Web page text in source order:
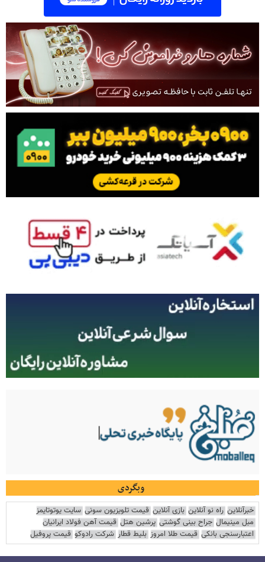
وبگردی
خبرآنلاین راه نو آنلاین بازی آنلاین قیمت تلویزیون سونی سایت یوتوتایمز
مبل مینیمال جراح بینی گوشتی پرشین هتل قیمت آهن فولاد ایرانیان
اعتبارسنجی بانکی قیمت طلا امروز بلیط قطار شرکت رادوکو قیمت پروفیل